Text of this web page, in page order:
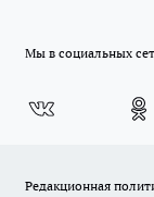
Мы в социальных
Редакционная